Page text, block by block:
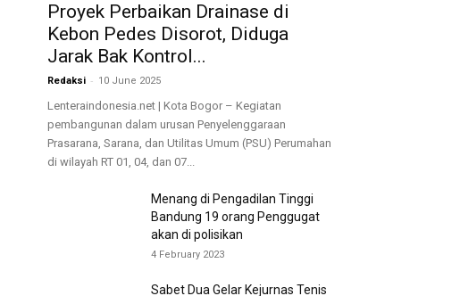
Proyek Perbaikan Drainase di
Kebon Pedes Disorot, Diduga
Jarak Bak Kontrol...
Redaksi - 10 June 2025
Lenteraindonesia.net | Kota Bogor – Kegiatan
pembangunan dalam urusan Penyelenggaraan
Prasarana, Sarana, dan Utilitas Umum (PSU) Perumahan
di wilayah RT 01, 04, dan 07...
Menang di Pengadilan Tinggi
Bandung 19 orang Penggugat
akan di polisikan
4 February 2023
Sabet Dua Gelar Kejurnas Tenis